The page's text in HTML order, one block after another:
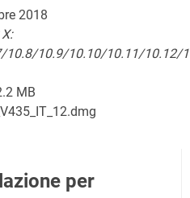
2018
10.8/10.9/10.10/10.11/10.12/
MB
per